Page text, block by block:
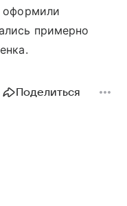
оформили
примерно
Поделиться